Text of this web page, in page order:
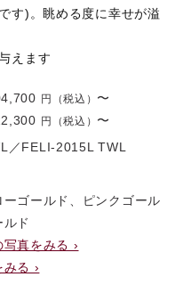
す)。眺める度に幸せが溢
えます
円（税込） 〜
円（税込） 〜
／FELI-2015L TWL
ゴールド、ピンクゴール
ルド
真をみる ›
る ›